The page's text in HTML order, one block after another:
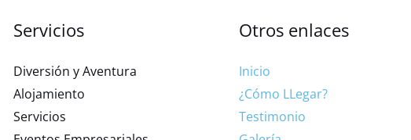
Servicios
Diversión y Aventura
Alojamiento
Servicios
Otros enlaces
Inicio
¿Cómo LLegar?
Testimonio